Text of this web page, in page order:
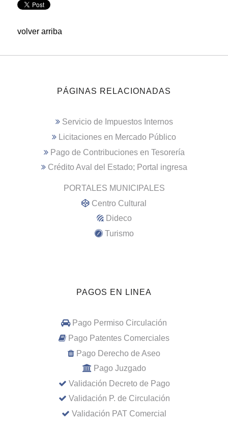
volver arriba
PÁGINAS RELACIONADAS
Servicio de Impuestos Internos
Licitaciones en Mercado Público
Pago de Contribuciones en Tesorería
Crédito Aval del Estado; Portal ingresa
PORTALES MUNICIPALES
Centro Cultural
Dideco
Turismo
PAGOS EN LINEA
Pago Permiso Circulación
Pago Patentes Comerciales
Pago Derecho de Aseo
Pago Juzgado
Validación Decreto de Pago
Validación P. de Circulación
Validación PAT Comercial